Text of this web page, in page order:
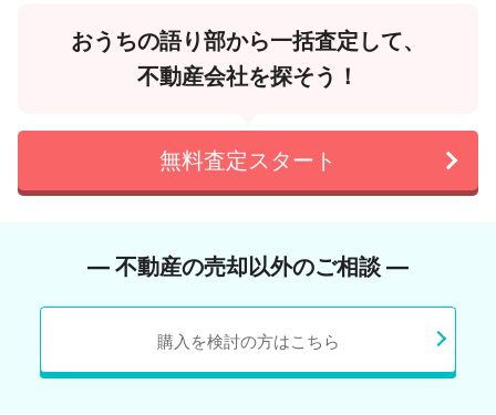
おうちの語り部から一括査定して、
不動産会社を探そう！
無料査定スタート
― 不動産の売却以外のご相談 ―
購入を検討の方はこちら